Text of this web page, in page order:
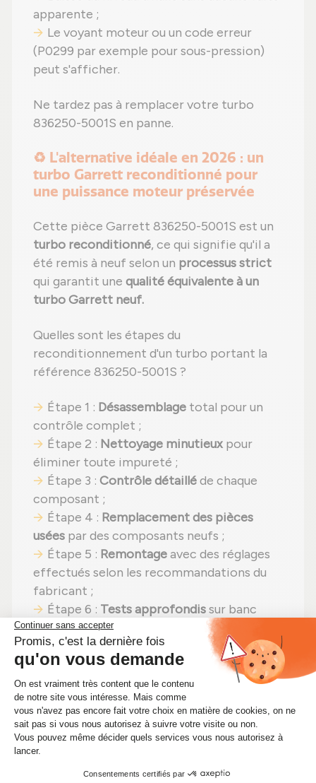
apparente ;
Le voyant moteur ou un code erreur
(P0299 par exemple pour sous-pression)
peut s'afficher.
Ne tardez pas à remplacer votre turbo
836250-5001S en panne.
♻️ L'alternative idéale en 2026 : un
turbo Garrett reconditionné pour
une puissance moteur préservée
Cette pièce Garrett 836250-5001S est un
turbo reconditionné, ce qui signifie qu'il a
été remis à neuf selon un processus strict
qui garantit une qualité équivalente à un
turbo Garrett neuf.
Quelles sont les étapes du
reconditionnement d'un turbo portant la
référence 836250-5001S ?
Étape 1 : Désassemblage total pour un
contrôle complet ;
Étape 2 : Nettoyage minutieux pour
éliminer toute impureté ;
Étape 3 : Contrôle détailléde chaque
composant ;
Étape 4 : Remplacement des pièces
usées par des composants neufs ;
Étape 5 : Remontageavec des réglages
effectués selon les recommandations du
fabricant ;
Étape 6 : Tests approfondissur banc
d'essai Schenck avant envoi.
En choisissant unturbocompresseur
reconditionné, vous faites un pari gagnant :
performances identiques,une solution plus
économique (aujourd'hui à seulement
323,00 €)et unimpact environnemental
positif
votre moteur tout en réduisant vos coûts